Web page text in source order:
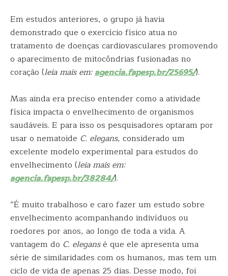
Em estudos anteriores, o grupo já havia
demonstrado que o exercício físico atua no
tratamento de doenças cardiovasculares promovendo
o aparecimento de mitocôndrias fusionadas no
coração (leia mais em:agencia.fapesp.br/25695/).
Mas ainda era preciso entender como a atividade
física impacta o envelhecimento de organismos
saudáveis. E para isso os pesquisadores optaram por
usar o nematoide C. elegans, considerado um
excelente modelo experimental para estudos do
envelhecimento (leia mais em:
agencia.fapesp.br/38284/).
“É muito trabalhoso e caro fazer um estudo sobre
envelhecimento acompanhando indivíduos ou
roedores por anos, ao longo de toda a vida. A
vantagem do C. elegansé que ele apresenta uma
série de similaridades com os humanos, mas tem um
ciclo de vida de apenas 25 dias. Desse modo, foi